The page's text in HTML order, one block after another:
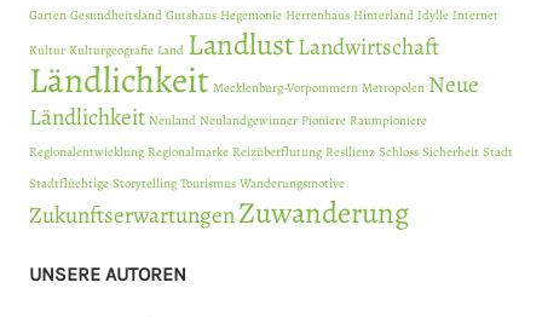
Garten Gesundheitsland Gutshaus Hegemonie Herrenhaus Hinterland Idylle Internet
Kultur Kulturgeografie Land LandlustLandwirtschaft
Ländlichkeit Mecklenburg-Vorpommern Metropolen Neue
Ländlichkeit Neuland Neulandgewinner Pioniere Raumpioniere
Regionalentwicklung Regionalmarke Reizüberflutung Resilienz Schloss Sicherheit Stadt
Stadtflüchtige Storytelling Tourismus Wanderungsmotive
ZukunftserwartungenZuwanderung
UNSERE AUTOREN